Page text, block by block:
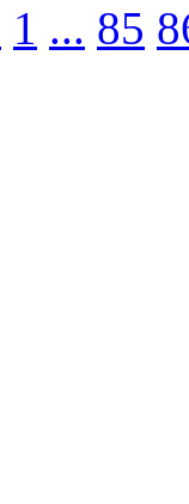
1 ... 85